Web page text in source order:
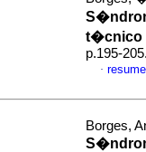
t�cnico
p.195-
·
Borges,